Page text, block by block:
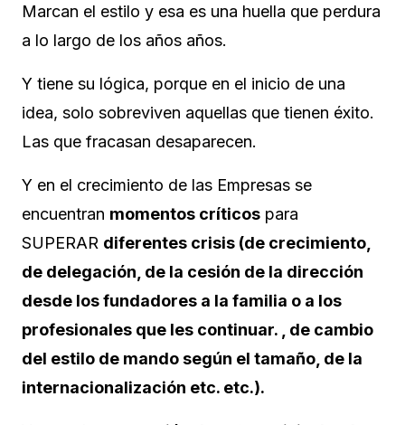
Marcan el estilo y esa es una huella que perdura
a lo largo de los años años.
Y tiene su lógica, porque en el inicio de una
idea, solo sobreviven aquellas que tienen éxito.
Las que fracasan desaparecen.
Y en el crecimiento de las Empresas se
encuentran momentos críticos para
SUPERAR diferentes crisis (de crecimiento,
de delegación, de la cesión de la dirección
desde los fundadores a la familia o a los
profesionales que les continuar. , de cambio
del estilo de mando según el tamaño, de la
internacionalización etc. etc.).